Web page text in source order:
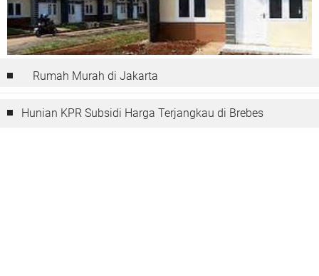
Rumah Murah di Jakarta
Hunian KPR Subsidi Harga Terjangkau di Brebes